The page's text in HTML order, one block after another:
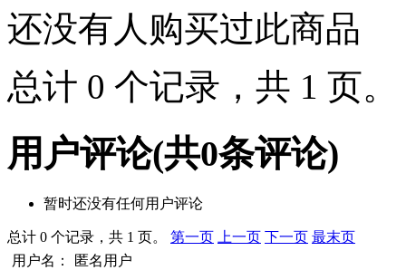
还没有人购买过此商品
总计 0 个记录，共 1 页。
用户评论(共0条评论)
暂时还没有任何用户评论
总计 0 个记录，共 1 页。 第一页 上一页 下一页 最末页
用户名：
匿名用户